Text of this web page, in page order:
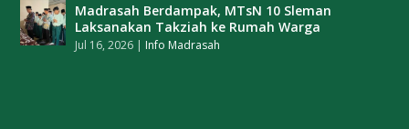
Madrasah Berdampak, MTsN 10 Sleman
Laksanakan Takziah ke Rumah Warga
Jul 16, 2026 | Info Madrasah